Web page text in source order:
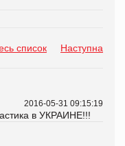
список Наступна
2016-05-31 09:15:19
в УКРАИНЕ!!!